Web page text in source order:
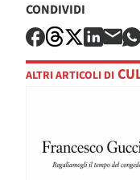
CONDIVIDI
ALTRI ARTICOLI DI